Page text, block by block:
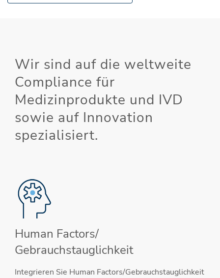
Wir sind auf die weltweite
Compliance für
Medizinprodukte und IVD
sowie auf Innovation
spezialisiert.
Human Factors/
Gebrauchstauglichkeit
Integrieren Sie Human Factors/Gebrauchstauglichkeit